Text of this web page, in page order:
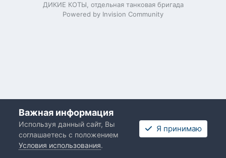
ДИКИЕ КОТЫ, отдельная танковая бригада
Powered by Invision Community
Важная информация
Используя данный сайт, Вы
соглашаетесь с положением
Условия использования.
Я принимаю